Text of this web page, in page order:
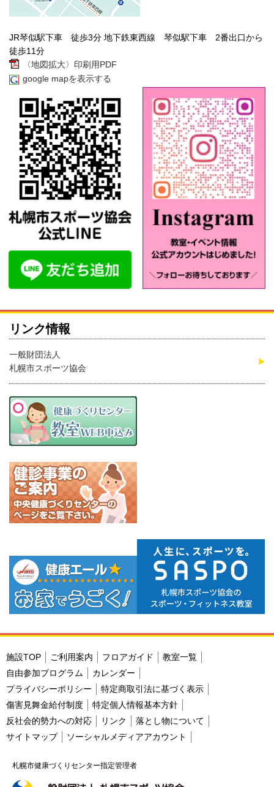
JR琴似駅下車 徒歩3分 地下鉄東西線 琴似駅下車 2番出口から
徒歩11分
〈地図拡大〉印刷用PDF
google mapを表示する
リンク情報
一般財団法人
札幌市スポーツ協会
施設TOP ご利用案内 フロアガイド
教室一覧
自由参加プログラム
カレンダー
プライバシーポリシー
特定商取引法に基づく表示
傷害見舞金給付制度
特定個人情報基本方針
反社会的勢力への対応
リンク
落とし物について
サイトマップ
ソーシャルメディアアカウント
札幌市健康づくりセンター指定管理者